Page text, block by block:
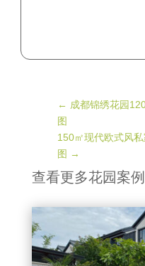
← 成都锦绣花园
图
150㎡现代欧式风
图 →
查看更多花园案例